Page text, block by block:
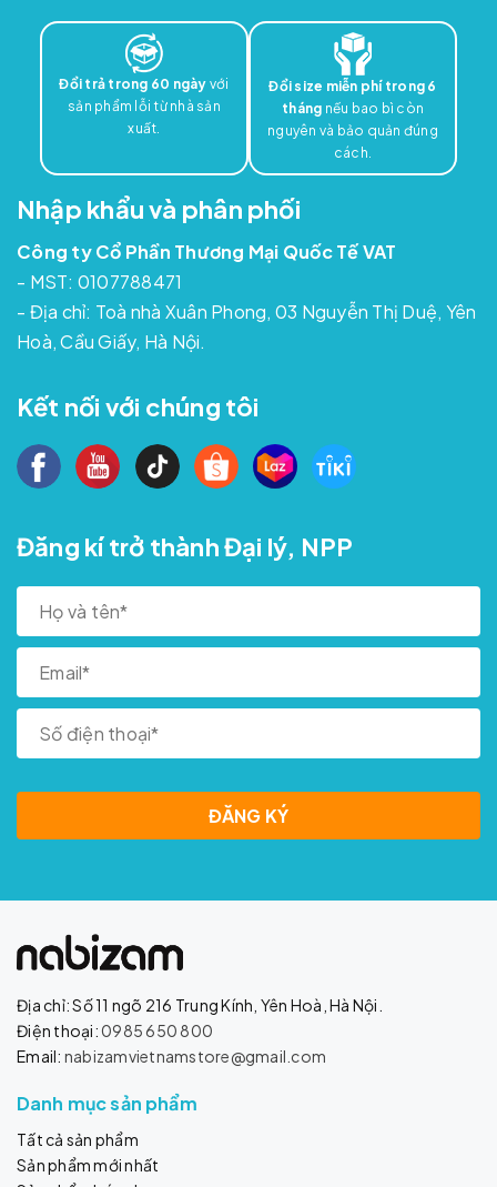
Đổi trả trong 60 ngày với
sản phẩm lỗi từ nhà sản
xuất.
Đổi size miễn phí trong 6
tháng nếu bao bì còn
nguyên và bảo quản đúng
cách.
Nhập khẩu và phân phối
Công ty Cổ Phần Thương Mại Quốc Tế VAT
- MST: 0107788471
- Địa chỉ: Toà nhà Xuân Phong, 03 Nguyễn Thị Duệ, Yên
Hoà, Cầu Giấy, Hà Nội.
Kết nối với chúng tôi
Đăng kí trở thành Đại lý, NPP
ĐĂNG KÝ
Địa chỉ: Số 11 ngõ 216 Trung Kính, Yên Hoà, Hà Nội.
Điện thoại:0985 650 800
Email: nabizamvietnamstore@gmail.com
Danh mục sản phẩm
Tất cả sản phẩm
Sản phẩm mới nhất